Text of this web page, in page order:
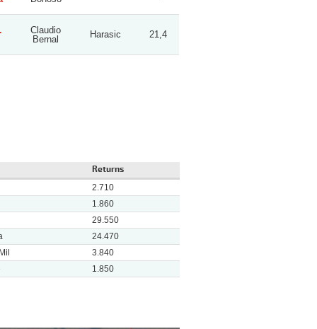
Claudio
Bernal
Harasic 21,4
Returns
2.710
1.860
29.550
24.470
3.840
1.850